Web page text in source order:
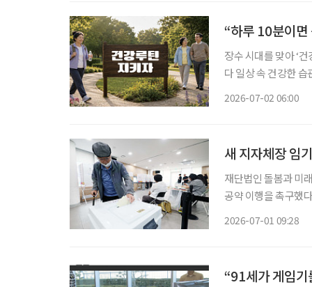
“하루 10분이면
장수 시대를 맞아 ‘
다 일상 속 건강한
2026-07-02 06:00
새 지자체장 임
재단법인 돌봄과 미
공약 이행을 촉구했다. 돌봄과 미래는 1일 성명을 내고 “돌봄 공약은 선거용 구호가 아
2026-07-01 09:28
“91세가 게임기